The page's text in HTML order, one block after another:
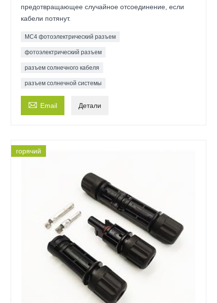
предотвращающее случайное отсоединение, если
кабели потянут.
MC4 фотоэлектрический разъем
фотоэлектрический разъем
разъем солнечного кабеля
разъем солнечной системы
 Email Детали
горячий